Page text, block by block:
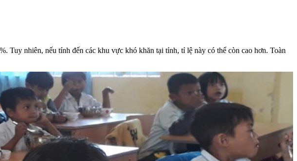
Tuy nhiên, nếu tính đến các khu vực khó khăn tại tỉnh, tỉ lệ này có thể còn cao hơn. Toàn